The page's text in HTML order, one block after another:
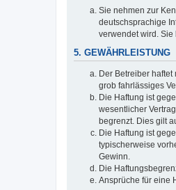
Sie nehmen zur
deutschsprachige
verwendet wird. Sie
5. GEWÄHRLEISTUNG
Der Betreiber
grob fahrlässiges
Die Haftung ist
wesentlicher
begrenzt. Dies gilt
Die Haftung ist
typischerweise
Gewinn.
Die
Ansprüche für eine